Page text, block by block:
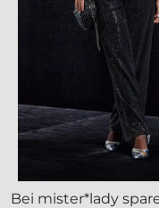
Bei mister*lady